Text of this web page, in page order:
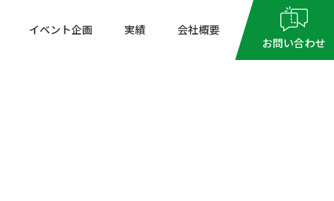
お問い合わせ
イベント企画 実績 会社概要